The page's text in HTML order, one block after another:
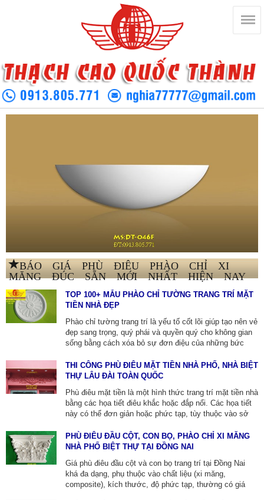
BÁO GIÁ PHÙ ĐIÊU PHÀO CHỈ XI
MĂNG ĐÚC SẴN MỚI NHẤT HIỆN NAY
TOP 100+ MẪU PHÀO CHỈ TƯỜNG TRANG TRÍ MẶT
TIỀN NHÀ ĐẸP
Phào chỉ tường trang trí là yếu tố cốt lõi giúp tạo nên vẻ
đẹp sang trọng, quý phái và quyền quý cho không gian
sống bằng cách xóa bỏ sự đơn điệu của những bức
tân cổ điển đẹp mắt, xu hướng mới nhất được phân
chia theo chất liệu và mẫu mã để bạn dễ dàng chọn lựa
THI CÔNG PHÙ ĐIÊU MẶT TIỀN NHÀ PHỐ, NHÀ BIỆT
THỰ LÂU ĐÀI TOÀN QUỐC
Phù điêu mặt tiền là một hình thức trang trí mặt tiền nhà
bằng các họa tiết điêu khắc hoặc đắp nổi. Các họa tiết
này có thể đơn giản hoặc phức tạp, tùy thuộc vào sở
thi công phù điêu trang trí tại TP.HCM, bạn có thể liên
hệ THẠCH CAO QUỐC THÀNH
PHÙ ĐIÊU ĐẦU CỘT, CON BỌ, PHÀO CHỈ XI MĂNG
NHÀ PHỐ BIỆT THỰ TẠI ĐỒNG NAI
Giá phù điêu đầu cột và con bọ trang trí tại Đồng Nai
khá đa dạng, phụ thuộc vào chất liệu (xi măng,
composite), kích thước, độ phức tạp, thường có giá